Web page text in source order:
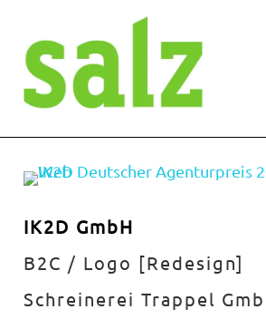
IK2D GmbH
B2C / Logo [Redesign]
Schreinerei Trappel